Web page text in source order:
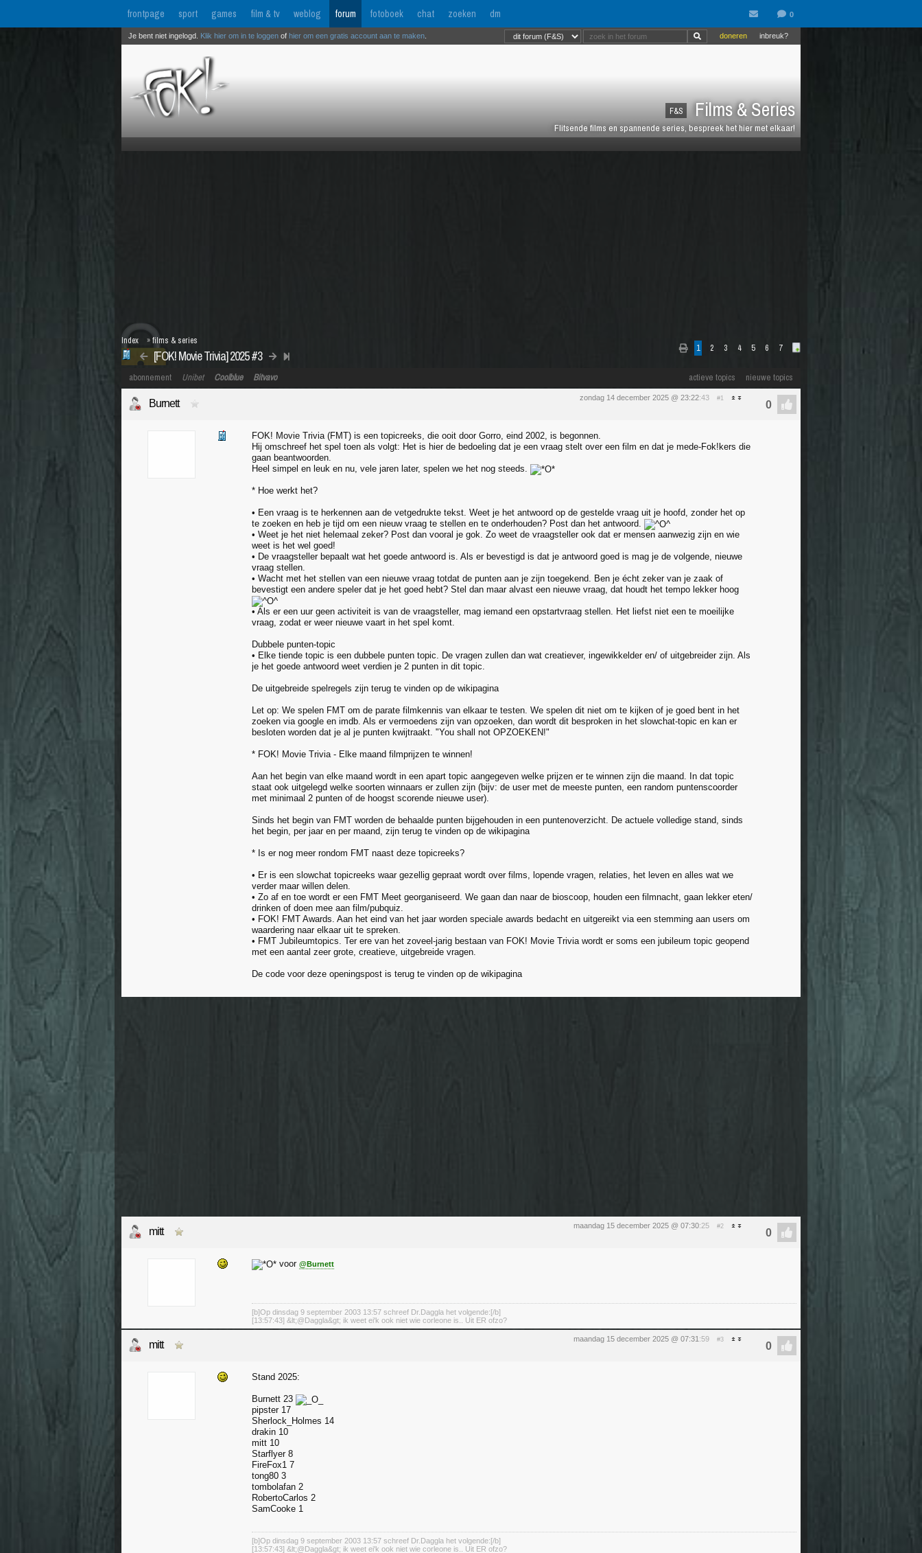
frontpage sport games film & tv weblog forum fotoboek chat zoeken dm
F&S Films & Series
Flitsende films en spannende series, bespreek het hier met elkaar!
inbreuk?
doneren
Je bent niet ingelogd. Klik hier om in te loggen of hier om een gratis account aan te maken
1 2 3 4 5 6 7
[FOK! Movie Trivia] 2025 #3
Index »films & series
actieve topics nieuwe topics
abonnement Unibet Coolblue Bitvavo
zondag 14 december 2025 @ 23:22:43 #1
Burnett
FOK! Movie Trivia (FMT) is een topicreeks, die ooit door Gorro, eind 2002, is begonnen.
Hij omschreef het spel toen als volgt: Het is hier de bedoeling dat je een vraag stelt over een film en dat je mede-Fok!kers die
gaan beantwoorden.
Heel simpel en leuk en nu, vele jaren later, spelen we het nog steeds.
* Hoe werkt het?
• Een vraag is te herkennen aan de vetgedrukte tekst. Weet je het antwoord op de gestelde vraag uit je hoofd, zonder het op
te zoeken en heb je tijd om een nieuw vraag te stellen en te onderhouden? Post dan het antwoord.
• Weet je het niet helemaal zeker? Post dan vooral je gok. Zo weet de vraagsteller ook dat er mensen aanwezig zijn en wie
weet is het wel goed!
• De vraagsteller bepaalt wat het goede antwoord is. Als er bevestigd is dat je antwoord goed is mag je de volgende, nieuwe
vraag stellen.
• Wacht met het stellen van een nieuwe vraag totdat de punten aan je zijn toegekend. Ben je écht zeker van je zaak of
bevestigt een andere speler dat je het goed hebt? Stel dan maar alvast een nieuwe vraag, dat houdt het tempo lekker hoog
• Als er een uur geen activiteit is van de vraagsteller, mag iemand een opstartvraag stellen. Het liefst niet een te moeilijke
vraag, zodat er weer nieuwe vaart in het spel komt.
Dubbele punten-topic
• Elke tiende topic is een dubbele punten topic. De vragen zullen dan wat creatiever, ingewikkelder en/ of uitgebreider zijn. Als
je het goede antwoord weet verdien je 2 punten in dit topic.
De uitgebreide spelregels zijn terug te vinden op de wikipagina
Let op: We spelen FMT om de parate filmkennis van elkaar te testen. We spelen dit niet om te kijken of je goed bent in het
zoeken via google en imdb. Als er vermoedens zijn van opzoeken, dan wordt dit besproken in het slowchat-topic en kan er
besloten worden dat je al je punten kwijtraakt. "You shall not OPZOEKEN!"
* FOK! Movie Trivia - Elke maand filmprijzen te winnen!
Aan het begin van elke maand wordt in een apart topic aangegeven welke prijzen er te winnen zijn die maand. In dat topic
staat ook uitgelegd welke soorten winnaars er zullen zijn (bijv: de user met de meeste punten, een random puntenscoorder
met minimaal 2 punten of de hoogst scorende nieuwe user).
Sinds het begin van FMT worden de behaalde punten bijgehouden in een puntenoverzicht. De actuele volledige stand, sinds
het begin, per jaar en per maand, zijn terug te vinden op de wikipagina
* Is er nog meer rondom FMT naast deze topicreeks?
• Er is een slowchat topicreeks waar gezellig gepraat wordt over films, lopende vragen, relaties, het leven en alles wat we
verder maar willen delen.
• Zo af en toe wordt er een FMT Meet georganiseerd. We gaan dan naar de bioscoop, houden een filmnacht, gaan lekker eten/
drinken of doen mee aan film/pubquiz.
• FOK! FMT Awards. Aan het eind van het jaar worden speciale awards bedacht en uitgereikt via een stemming aan users om
waardering naar elkaar uit te spreken.
• FMT Jubileumtopics. Ter ere van het zoveel-jarig bestaan van FOK! Movie Trivia wordt er soms een jubileum topic geopend
met een aantal zeer grote, creatieve, uitgebreide vragen.
De code voor deze openingspost is terug te vinden op de wikipagina
maandag 15 december 2025 @ 07:30:25 #2
mitt
voor @Burnett
[b]Op dinsdag 9 september 2003 13:57 schreef Dr.Daggla het volgende:[/b]
[13:57:43] &lt;@Daggla&gt; ik weet ei'k ook niet wie corleone is.. Uit ER ofzo?
maandag 15 december 2025 @ 07:31 :59 #3
mitt
Stand 2025:
Burnett 23
pipster 17
Sherlock_Holmes 14
drakin 10
mitt 10
Starflyer 8
FireFox1 7
tong80 3
tombolafan 2
RobertoCarlos 2
SamCooke 1
[b]Op dinsdag 9 september 2003 13:57 schreef Dr.Daggla het volgende:[/b]
[13:57:43] &lt;@Daggla&gt; ik weet ei'k ook niet wie corleone is.. Uit ER ofzo?